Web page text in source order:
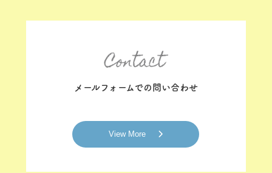
メールフォームでの問い合わせ
View More